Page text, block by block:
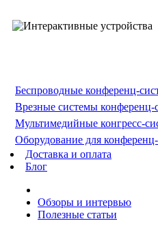
Беспроводные конференц-
Врезные системы конференц-
Мультимедийные конгресс-
Оборудование для конференц-
Доставка и оплата
Блог
Обзоры и интервью
Полезные статьи